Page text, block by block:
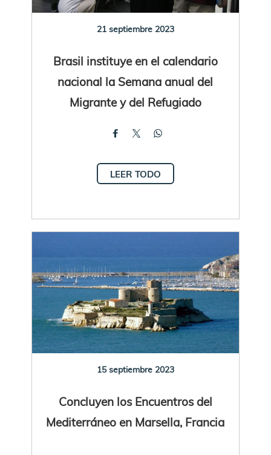
21 septiembre 2023
Brasil instituye en el calendario
nacional la Semana anual del
Migrante y del Refugiado
LEER TODO
15 septiembre 2023
Concluyen los Encuentros del
Mediterráneo en Marsella, Francia